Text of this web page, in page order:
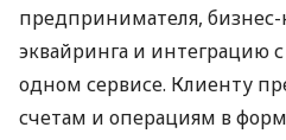
предпринимателя,
эквайринга и интеграцию
одном сервисе. Клиенту
счетам и операциям в